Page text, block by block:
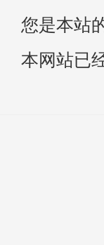
您是本站
本网站已